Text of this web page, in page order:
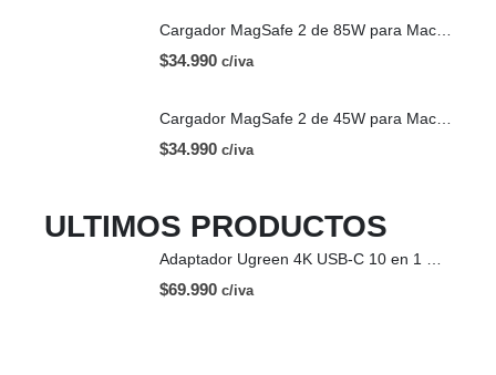
$34.990 c/iva
$34.990 c/iva
ULTIMOS PRODUCTOS
$69.990 c/iva